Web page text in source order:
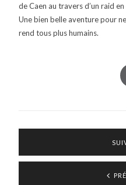
de Caen au travers d’un raid
Une bien belle aventure pour
rend tous plus humains.